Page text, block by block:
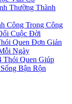
Thường Thành
Công Trong Công
Cuộc Đời
Quen Đơn Giản
Ngày
Thói Quen Giúp
Bận Rộn